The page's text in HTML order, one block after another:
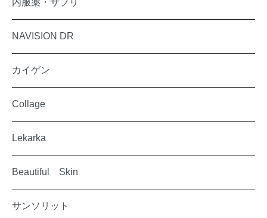
内服薬・サプリ
NAVISION DR
カイゲン
Collage
Lekarka
Beautiful Skin
サンソリット